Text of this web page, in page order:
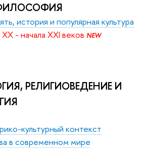
история и популярная культура
- начала XXI веков NEW
РЕЛИГИОВЕДЕНИЕ И
культурный контекст
в современном мире